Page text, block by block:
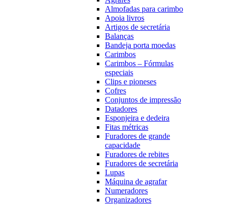
Almofadas para carimbo
Apoia livros
Artigos de secretária
Balanças
Bandeja porta moedas
Carimbos
Carimbos – Fórmulas
especiais
Clips e pioneses
Cofres
Conjuntos de impressão
Datadores
Esponjeira e dedeira
Fitas métricas
Furadores de grande
capacidade
Furadores de rebites
Furadores de secretária
Lupas
Máquina de agrafar
Numeradores
Organizadores